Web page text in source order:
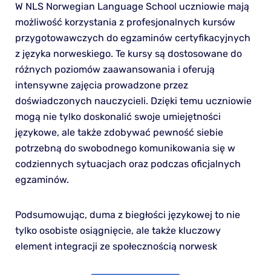
W NLS Norwegian Language School uczniowie mają
możliwość korzystania z profesjonalnych kursów
przygotowawczych do egzaminów certyfikacyjnych
z języka norweskiego. Te kursy są dostosowane do
różnych poziomów zaawansowania i oferują
intensywne zajęcia prowadzone przez
doświadczonych nauczycieli. Dzięki temu uczniowie
mogą nie tylko doskonalić swoje umiejętności
językowe, ale także zdobywać pewność siebie
potrzebną do swobodnego komunikowania się w
codziennych sytuacjach oraz podczas oficjalnych
egzaminów.
Podsumowując, duma z biegłości językowej to nie
tylko osobiste osiągnięcie, ale także kluczowy
element integracji ze społecznością norwesk